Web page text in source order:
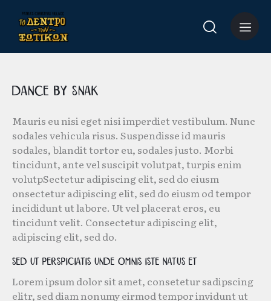
Dance by Snak
Mauris eu nisi eget nisi imperdiet vestibulum. Nunc
sodales vehicula risus. Suspendisse id mauris
sodales, blandit tortor eu, sodales justo. Morbi
tincidunt, ante vel suscipit volutpat, turpis enim
volutpSectetur adipiscing elit, sed do eiusm
onsectetur adipiscing elit, sed do eiusm od tempor
incididunt ut labore. Ut vel placerat eros, eu
tincidunt velit. Consectetur adipiscing elit,
adipiscing elit, sed do.
Sed ut perspiciatis unde omnis iste natus et
Lorem ipsum dolor sit amet, consetetur sadipscing
elitr, sed diam nonumy eirmod tempor invidunt ut